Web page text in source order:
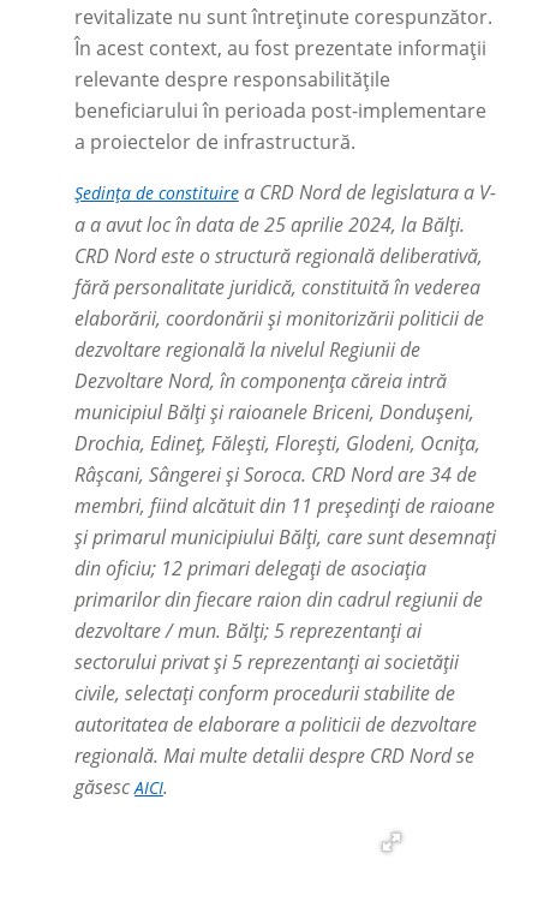
revitalizate nu sunt întreținute corespunzător.
În acest context, au fost prezentate informații
relevante despre responsabilitățile
beneficiarului în perioada post-implementare
a proiectelor de infrastructură.
Ședința de constituirea CRD Nord de legislatura a V-
a a avut loc în data de 25 aprilie 2024, la Bălți.
CRD Nord este o structură regională deliberativă,
fără personalitate juridică, constituită în vederea
elaborării, coordonării și monitorizării politicii de
dezvoltare regională la nivelul Regiunii de
Dezvoltare Nord, în componența căreia intră
municipiul Bălți și raioanele Briceni, Dondușeni,
Drochia, Edineț, Fălești, Florești, Glodeni, Ocnița,
Râșcani, Sângerei și Soroca. CRD Nord are 34 de
membri, fiind alcătuit din 11 președinți de raioane
și primarul municipiului Bălți, care sunt desemnați
din oficiu; 12 primari delegați de asociația
primarilor din fiecare raion din cadrul regiunii de
dezvoltare / mun. Bălți; 5 reprezentanți ai
sectorului privat și 5 reprezentanți ai societății
civile, selectați conform procedurii stabilite de
autoritatea de elaborare a politicii de dezvoltare
regională. Mai multe detalii despre CRD Nord se
găsescAICI.